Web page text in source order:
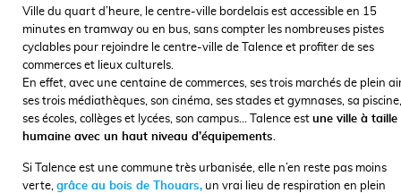
Ville du quart d’heure, le centre-ville bordelais est accessible en 15
minutes en tramway ou en bus, sans compter les nombreuses pistes
cyclables pour rejoindre le centre-ville de Talence et profiter de ses
commerces et lieux culturels.
En effet, avec une centaine de commerces, ses trois marchés de plein
ses trois médiathèques, son cinéma, ses stades et gymnases, sa piscine,
ses écoles, collèges et lycées, son campus… Talence est une ville à taille
humaine avec un haut niveau d’équipements.
Si Talence est une commune très urbanisée, elle n’en reste pas moins
verte, grâce au bois de Thouars,un vrai lieu de respiration en plein